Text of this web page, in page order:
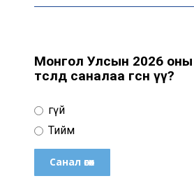
Монгол Улсын 2026 оны
төсөлд саналаа өгсөн үү?
Үгүй
Тийм